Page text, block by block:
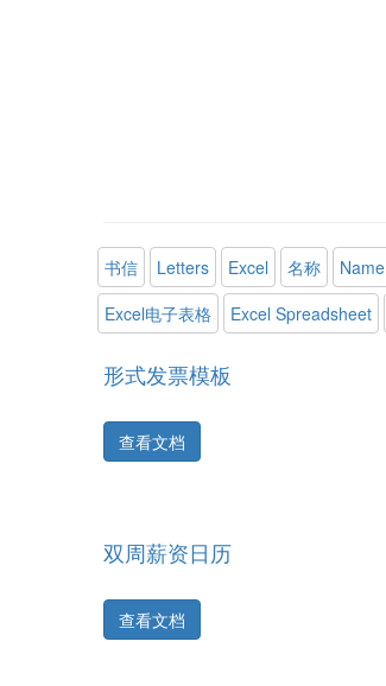
书信 Letters Excel 名称 Name
Excel电子表格
Excel Spreadsheet
形式发票模板
查看文档
双周薪资日历
查看文档